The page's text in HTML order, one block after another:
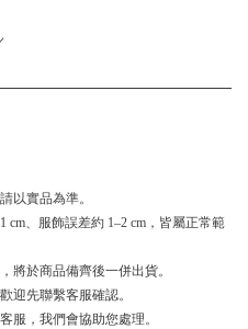
以實品為準。
、服飾誤差約 1–2 cm，皆屬正常範
將於商品備齊後一併出貨。
迎先聯繫客服確認。
服，我們會協助您處理。